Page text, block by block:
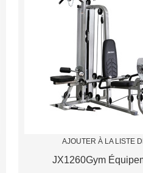
AJOUTER À LA LISTE
JX1260Gym